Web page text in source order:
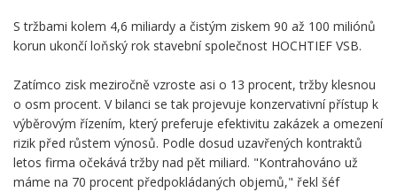
S tržbami kolem 4,6 miliardy a čistým ziskem 90 až 100 miliónů
korun ukončí loňský rok stavební společnost HOCHTIEF VSB.
Zatímco zisk meziročně vzroste asi o 13 procent, tržby klesnou
o osm procent. V bilanci se tak projevuje konzervativní přístup k
výběrovým řízením, který preferuje efektivitu zakázek a omezení
rizik před růstem výnosů. Podle dosud uzavřených kontraktů
letos firma očekává tržby nad pět miliard. "Kontrahováno už
máme na 70 procent předpokládaných objemů," řekl šéf